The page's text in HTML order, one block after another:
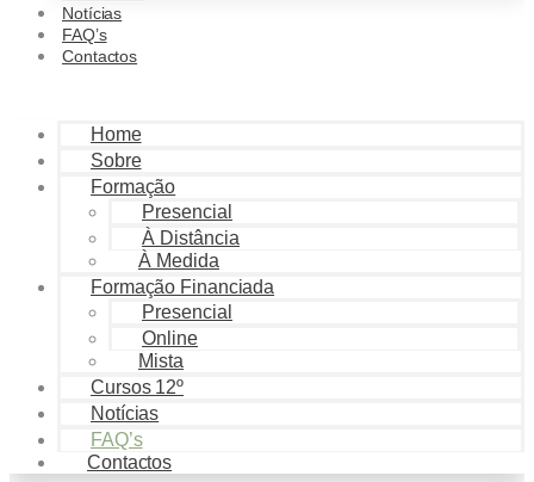
Notícias
FAQ’s
Contactos
Home
Sobre
Formação
Presencial
À Distância
À Medida
Formação Financiada
Presencial
Online
Mista
Cursos 12º
Notícias
FAQ’s
Contactos